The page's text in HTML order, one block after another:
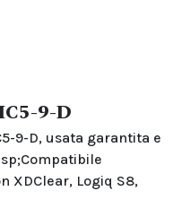
9-D
9-D, usata garantita e
XDClear, Logiq S8,